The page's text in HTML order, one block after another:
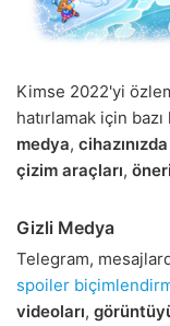
Kimse 2022'yi
hatırlamak için
medya,
çizim araçları,
Gizli Medya
Telegram,
spoiler
videoları,